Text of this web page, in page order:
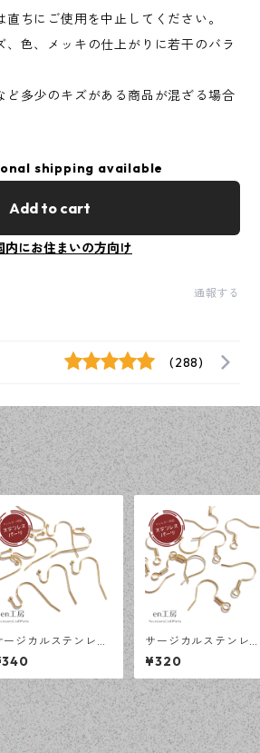
ちにご使用を中止してください。
色、メッキの仕上がりに若干のバラ
多少のキズがある商品が混ざる場合
shipping available
Add to cart
内にお住まいの方向け
通報する
(288)
ージカルステンレス
字フック ピアス ゴ
ルド 20ピース SUS3
アレルギー対応 ピ
ス ハンドメイド資材
en工房】
サージカルステンレス
バネ フックピアス ゴ
ールド 20ピース SUS3
16L アレルギー対応
アス ハンドメイド資
【en工房】
¥320